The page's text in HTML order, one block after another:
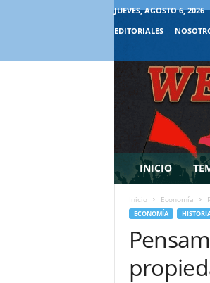
JUEVES, AGOSTO 6, 2026
EDITORIALES
INICIO
Inicio Economía
ECONOMÍA